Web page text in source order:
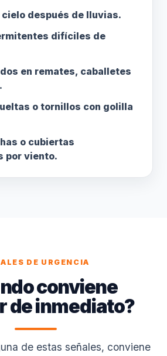
cielo después de lluvias.
difíciles de
en remates, caballetes
o tornillos con golilla
o cubiertas
por viento.
DE URGENCIA
conviene
de inmediato?
de estas señales, conviene